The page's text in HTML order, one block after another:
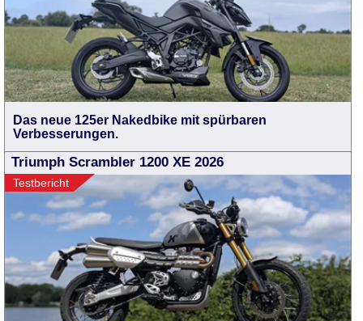
Das neue 125er Nakedbike mit spürbaren
Verbesserungen.
Triumph Scrambler 1200 XE 2026
Testbericht